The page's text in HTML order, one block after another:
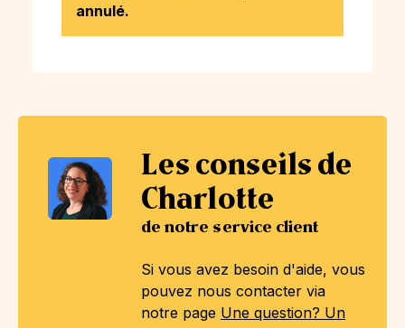
Les conseils de
Charlotte
de notre service client
Si vous avez besoin d'aide, vous
pouvez nous contacter via
notre page Une question? Un
annulé.